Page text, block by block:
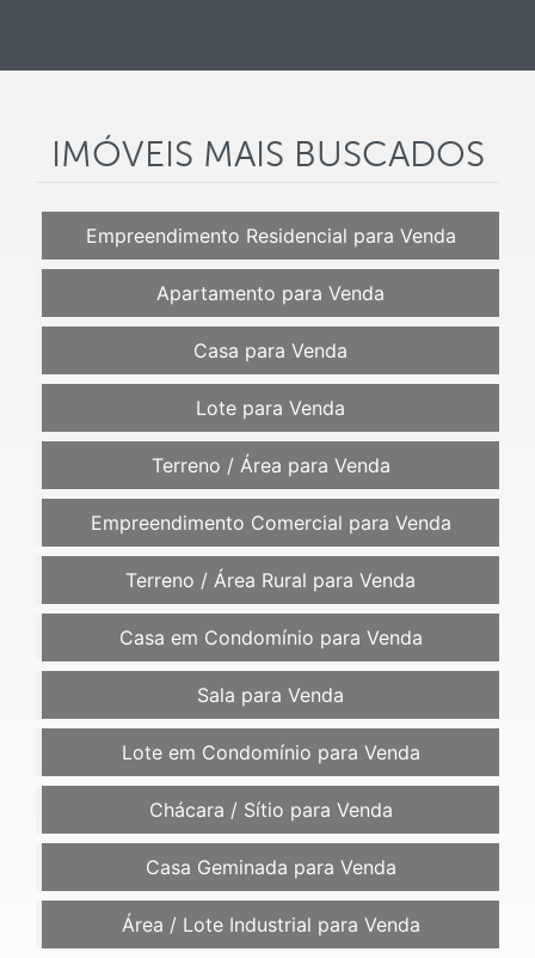
IMÓVEIS MAIS BUSCADOS
Empreendimento Residencial para Venda
Apartamento para Venda
Casa para Venda
Lote para Venda
Terreno / Área para Venda
Empreendimento Comercial para Venda
Terreno / Área Rural para Venda
Casa em Condomínio para Venda
Sala para Venda
Lote em Condomínio para Venda
Chácara / Sítio para Venda
Casa Geminada para Venda
Área / Lote Industrial para Venda